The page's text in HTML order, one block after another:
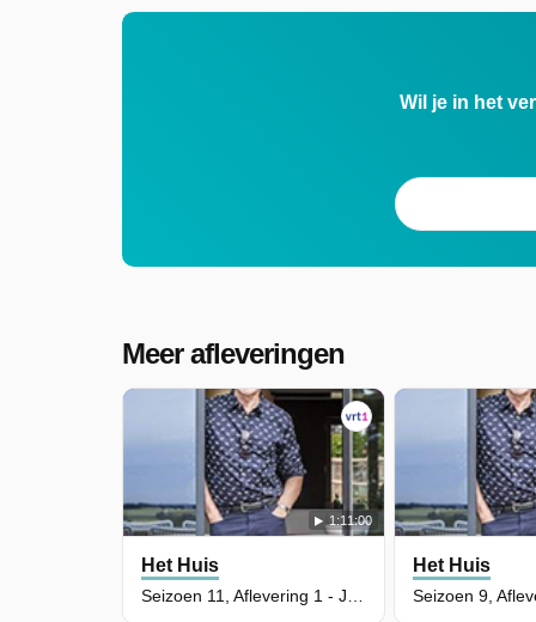
Wil je in het
Meer afleveringen
1:11:00
Het Huis Het Huis